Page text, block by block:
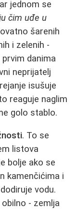
jednom se
čim uđe u
šarenih
i zelenih -
danima
neprijatelj
isušuje
reaguje naglim
golo stablo.
. To se
listova
bolje ako se
kamenčićima i
vodu.
- zemlja